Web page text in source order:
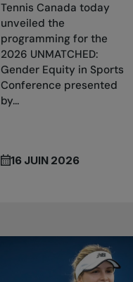
Tennis Canada today
unveiled the
programming for the
2026 UNMATCHED:
Gender Equity in Sports
Conference presented
by...
16 JUIN 2026